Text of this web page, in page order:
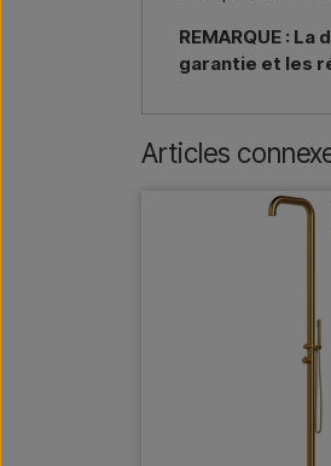
REMARQUE :
garantie et les
Articles